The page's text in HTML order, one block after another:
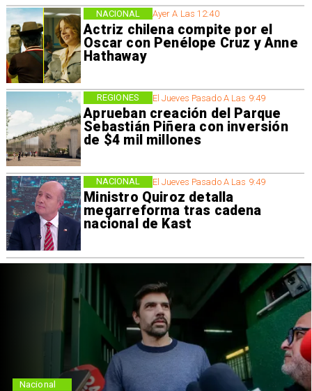
Ayer A Las 12:40
Actriz chilena compite por el
Oscar con Penélope Cruz y Anne
Hathaway
NACIONAL
El Jueves Pasado A Las 9:49
Aprueban creación del Parque
Sebastián Piñera con inversión
de $4 mil millones
REGIONES
El Jueves Pasado A Las 9:49
Ministro Quiroz detalla
megarreforma tras cadena
nacional de Kast
NACIONAL
Nacional